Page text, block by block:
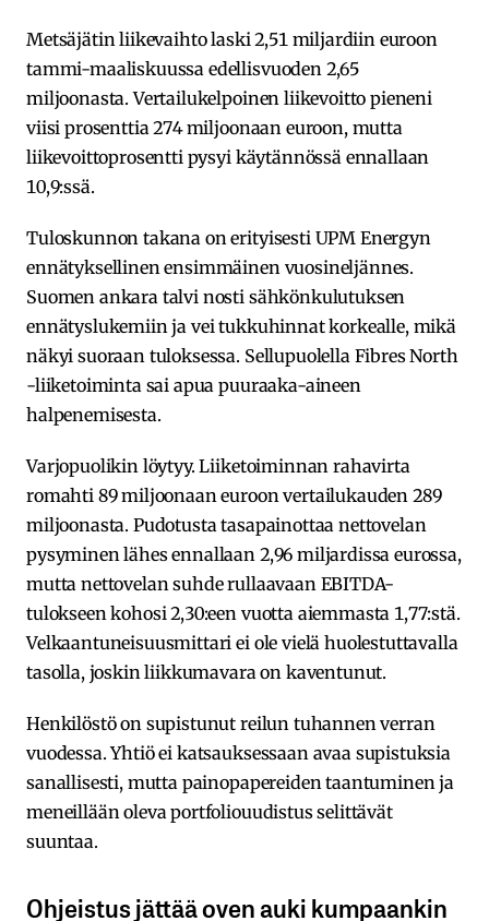
Metsäjätin liikevaihto laski 2,51 miljardiin euroon
tammi-maaliskuussa edellisvuoden 2,65
miljoonasta. Vertailukelpoinen liikevoitto pieneni
viisi prosenttia 274 miljoonaan euroon, mutta
liikevoittoprosentti pysyi käytännössä ennallaan
10,9:ssä.
Tuloskunnon takana on erityisesti UPM Energyn
ennätyksellinen ensimmäinen vuosineljännes.
Suomen ankara talvi nosti sähkönkulutuksen
ennätyslukemiin ja vei tukkuhinnat korkealle, mikä
näkyi suoraan tuloksessa. Sellupuolella Fibres North
-liiketoiminta sai apua puuraaka-aineen
halpenemisesta.
Varjopuolikin löytyy. Liiketoiminnan rahavirta
romahti 89 miljoonaan euroon vertailukauden 289
miljoonasta. Pudotusta tasapainottaa nettovelan
pysyminen lähes ennallaan 2,96 miljardissa eurossa,
mutta nettovelan suhde rullaavaan EBITDA-
tulokseen kohosi 2,30:een vuotta aiemmasta 1,77:stä.
Velkaantuneisuusmittari ei ole vielä huolestuttavalla
tasolla, joskin liikkumavara on kaventunut.
Henkilöstö on supistunut reilun tuhannen verran
vuodessa. Yhtiö ei katsauksessaan avaa supistuksia
sanallisesti, mutta painopapereiden taantuminen ja
meneillään oleva portfoliouudistus selittävät
suuntaa.
Ohjeistus jättää oven auki kumpaankin